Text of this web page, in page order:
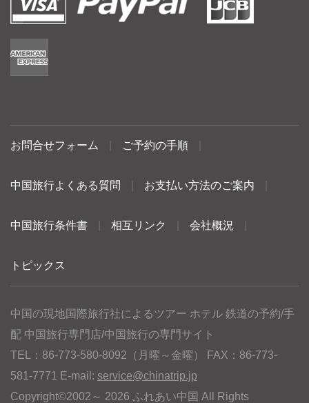
お問合せフォーム ご予約の手順
中国旅行よくある質問 お支払い方法のご案内
中国旅行条件書 相互リンク 会社概況
トピックス
中国の現地国際旅行社によるツアー ホテル 鉄道の予約/手
配 中国旅行専門店/中国旅行の専門サイト
TEL：86-773-580-8092（月曜～金曜） FAX：86-773-
581-7771 E-mail: service@chinatrip.jp
Copyright©2002～ 2026 ふれあい中国 All Rights